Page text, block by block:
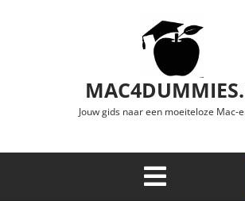
Jouw gids naar een moeiteloze Mac-
Openen